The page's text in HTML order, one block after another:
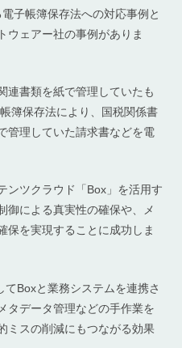
子帳簿保存法への対応事例と
ウェアー社の事例がありま
連書類を紙で管理していたも
簿保存法により、国税関係書
管理していた請求書などを電
ンツクラウド「Box」を活用す
御による真実性の確保や、メ
保を実現することに成功しま
てBoxと業務システムを連携さ
タデータ管理などの手作業を
ミスの削減にもつながる効果